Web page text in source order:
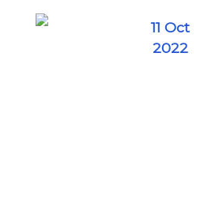
11 Oct
2022